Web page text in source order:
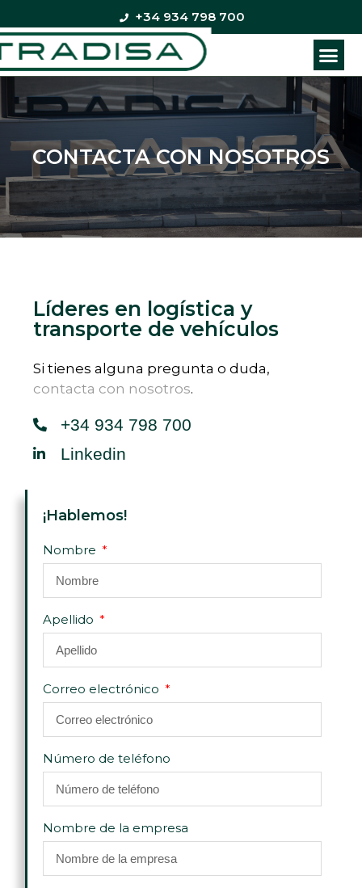
+34 934 798 700
CONTACTA CON NOSOTROS
Líderes en logística y
transporte de vehículos
Si tienes alguna pregunta o duda,
contacta con nosotros.
+34 934 798 700
Linkedin
¡Hablemos!
Nombre
Apellido
Correo electrónico
Número de teléfono
Nombre de la empresa